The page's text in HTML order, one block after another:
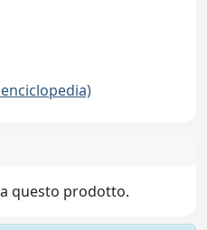
questo prodotto.